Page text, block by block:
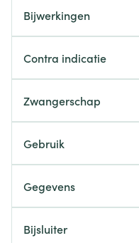
Bijwerkingen
Contra indicatie
Zwangerschap
Gebruik
Gegevens
Bijsluiter